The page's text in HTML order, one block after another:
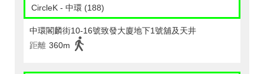
CircleK - 中環 (188)
中環閣麟街10-16號致發大廈地下1號舖及天井
距離 360m